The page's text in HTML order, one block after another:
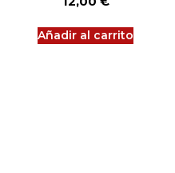
Añadir al carrito